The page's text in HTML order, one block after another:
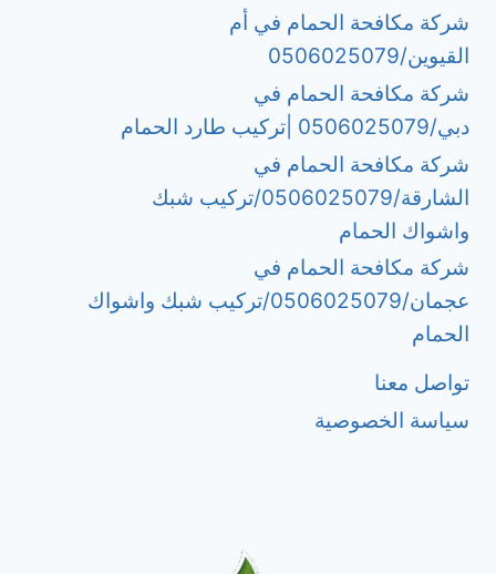
شركة مكافحة الحمام في أم
القيوين/0506025079
شركة مكافحة الحمام في
دبي/0506025079 |تركيب طارد الحمام
شركة مكافحة الحمام في
الشارقة/0506025079/تركيب شبك
واشواك الحمام
شركة مكافحة الحمام في
عجمان/0506025079/تركيب شبك واشواك
الحمام
تواصل معنا
سياسة الخصوصية